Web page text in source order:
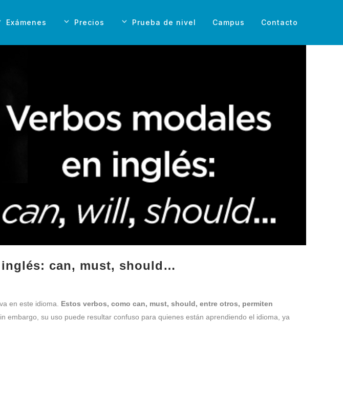
Exámenes Precios Prueba de nivel Campus Contacto
can, must, should…
en este idioma. Estos verbos, como can, must, should, entre otros, permiten
embargo, su uso puede resultar confuso para quienes están aprendiendo el idioma, ya